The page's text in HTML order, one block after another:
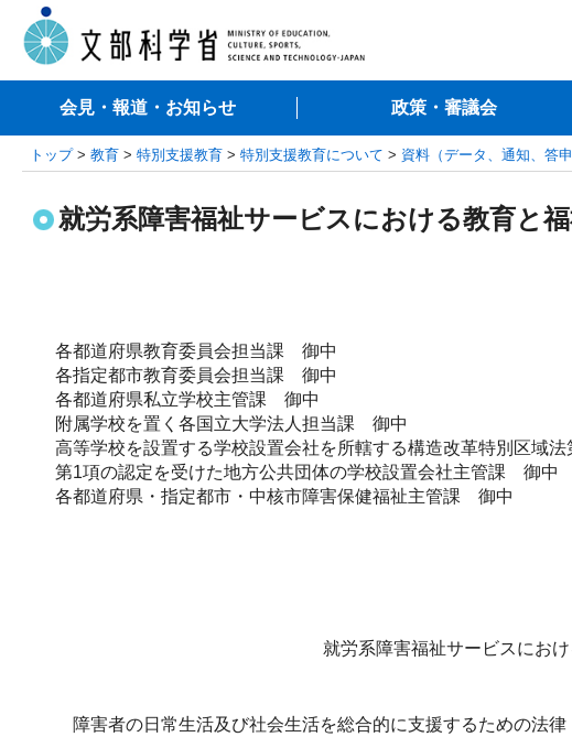
会見・報道・お知らせ 政策・審議会
トップ> 教育 > 特別支援教育 > 特別支援教育について > 資料（データ、通知、答
就労系障害福祉サービスにおける教育と
各都道府県教育委員会担当課 御中
各指定都市教育委員会担当課 御中
各都道府県私立学校主管課 御中
附属学校を置く各国立大学法人担当課 御中
高等学校を設置する学校設置会社を所轄する構造改革特別区域法
第1項の認定を受けた地方公共団体の学校設置会社主管課 御中
各都道府県・指定都市・中核市障害保健福祉主管課 御中
就労系障害福祉サービスにお
障害者の日常生活及び社会生活を総合的に支援するための法